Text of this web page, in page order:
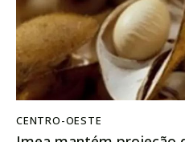
CENTRO-OESTE